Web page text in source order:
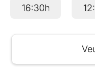
16:30h